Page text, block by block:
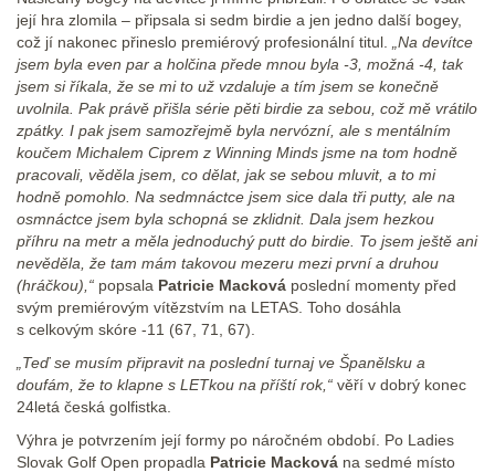
její hra zlomila – připsala si sedm birdie a jen jedno další bogey,
což jí nakonec přineslo premiérový profesionální titul.
„Na devítce
jsem byla even par a holčina přede mnou byla -3, možná -4, tak
jsem si říkala, že se mi to už vzdaluje a tím jsem se konečně
uvolnila. Pak právě přišla série pěti birdie za sebou, což mě vrátilo
zpátky. I pak jsem samozřejmě byla nervózní, ale s mentálním
koučem Michalem Ciprem z Winning Minds jsme na tom hodně
pracovali, věděla jsem, co dělat, jak se sebou mluvit, a to mi
hodně pomohlo. Na sedmnáctce jsem sice dala tři putty, ale na
osmnáctce jsem byla schopná se zklidnit. Dala jsem hezkou
příhru na metr a měla jednoduchý putt do birdie. To jsem ještě ani
nevěděla, že tam mám takovou mezeru mezi první a druhou
(hráčkou),“ popsala Patricie Macková poslední momenty před
svým premiérovým vítězstvím na LETAS. Toho dosáhla
s celkovým skóre -11 (67, 71, 67).
„Teď se musím připravit na poslední turnaj ve Španělsku a
doufám, že to klapne s LETkou na příští rok,“ věří v dobrý konec
24letá česká golfistka.
Výhra je potvrzením její formy po náročném období. Po Ladies
Slovak Golf Open propadla Patricie Macková na sedmé místo